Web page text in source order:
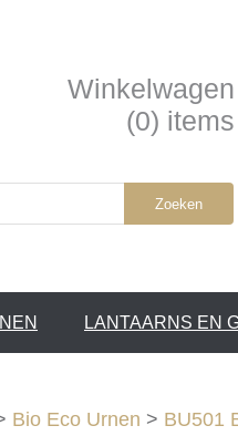
Winkelwagen
(0) items
Zoeken
LANTAARNS EN
Bio Eco Urnen > BU501